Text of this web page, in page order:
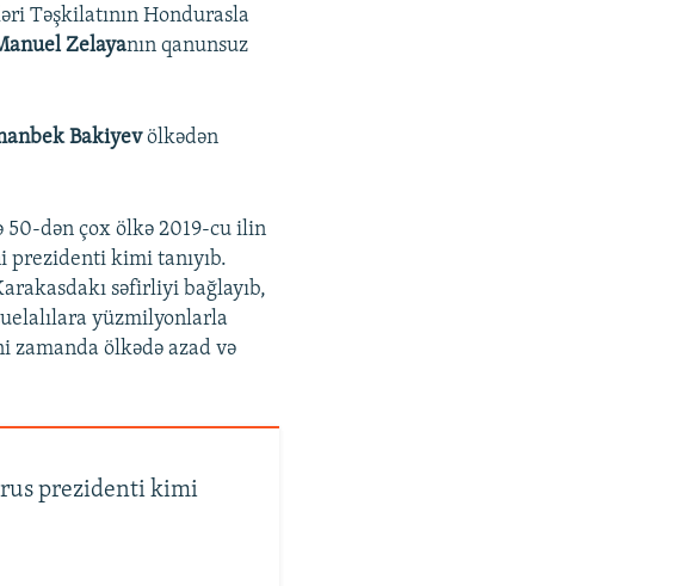
Təşkilatının Hondurasla
Zelayanın qanunsuz
Bakiyevölkədən
50-dən çox ölkə 2019-cu ilin
prezidenti kimi tanıyıb.
səfirliyi bağlayıb,
yüzmilyonlarla
zamanda ölkədə azad və
prezidenti kimi